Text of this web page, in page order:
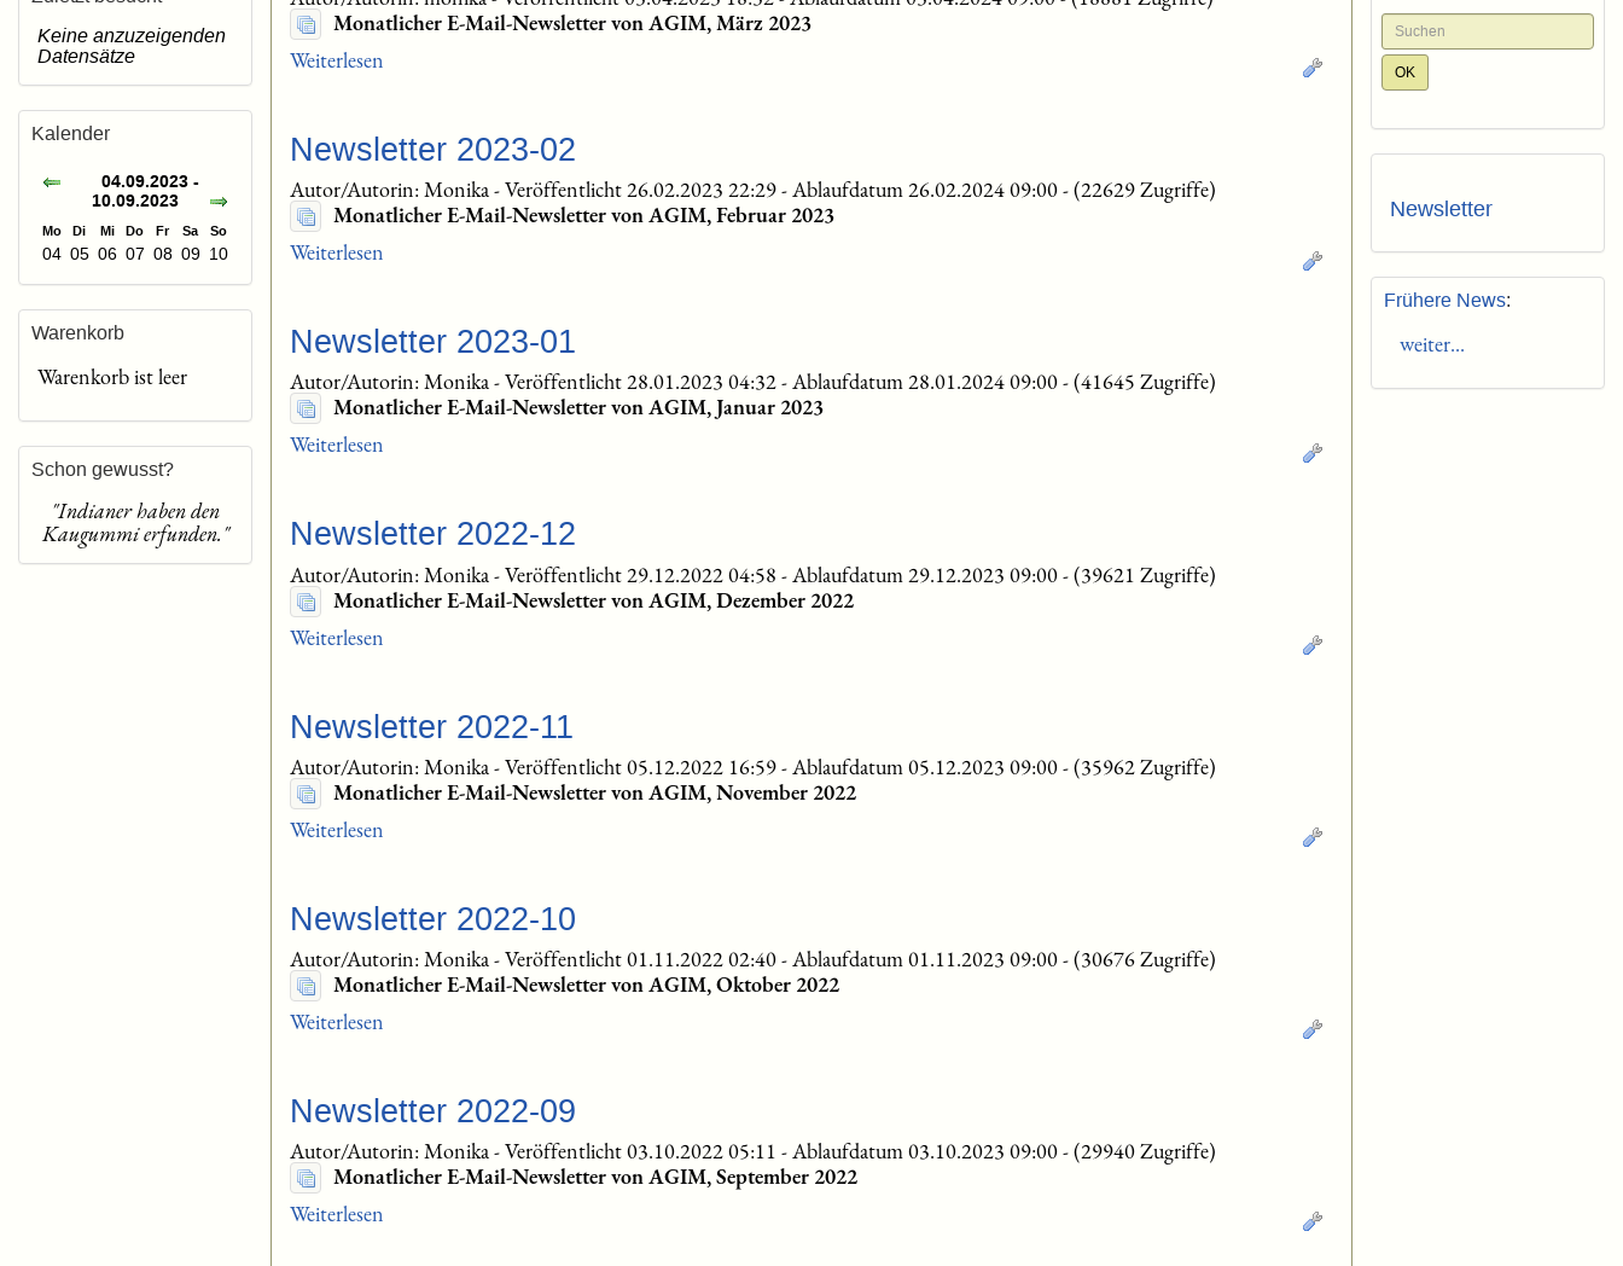
Monatlicher E-Mail-Newsletter von AGIM, März 2023
Weiterlesen
Newsletter 2023-02
Autor/Autorin: Monika-Veröffentlicht 26.02.2023 22:29-Ablaufdatum 26.02.2024 09:00-(22629 Zugriffe)
Monatlicher E-Mail-Newsletter von AGIM, Februar 2023
Weiterlesen
Newsletter 2023-01
Autor/Autorin: Monika-Veröffentlicht 28.01.2023 04:32-Ablaufdatum 28.01.2024 09:00-(41645 Zugriffe)
Monatlicher E-Mail-Newsletter von AGIM, Januar 2023
Weiterlesen
Newsletter 2022-12
Autor/Autorin: Monika -Veröffentlicht 29.12.2022 04:58 - Ablaufdatum 29.12.2023 09:00-(39621 Zugriffe)
Monatlicher E-Mail-Newsletter von AGIM, Dezember 2022
Weiterlesen
Newsletter 2022-11
Autor/Autorin: Monika-Veröffentlicht 05.12.2022 16:59-Ablaufdatum 05.12.2023 09:00-(35962 Zugriffe)
Monatlicher E-Mail-Newsletter von AGIM, November 2022
Weiterlesen
Newsletter 2022-10
Autor/Autorin: Monika-Veröffentlicht 01.11.2022 02:40-Ablaufdatum 01.11.2023 09:00-(30676 Zugriffe)
Monatlicher E-Mail-Newsletter von AGIM, Oktober 2022
Weiterlesen
Newsletter 2022-09
Autor/Autorin: Monika-Veröffentlicht 03.10.2022 05:11 -Ablaufdatum 03.10.2023 09:00-(29940 Zugriffe)
Monatlicher E-Mail-Newsletter von AGIM, September 2022
Weiterlesen
Keine anzuzeigenden
Datensätze
Kalender
04.09.2023 -
10.09.2023
Mo Di Mi Do Fr Sa So
04 05 06 07 08 09 10
Warenkorb
Warenkorb ist leer
Schon gewusst?
"Indianer haben den
Kaugummi erfunden."
Newsletter
Frühere News:
weiter...